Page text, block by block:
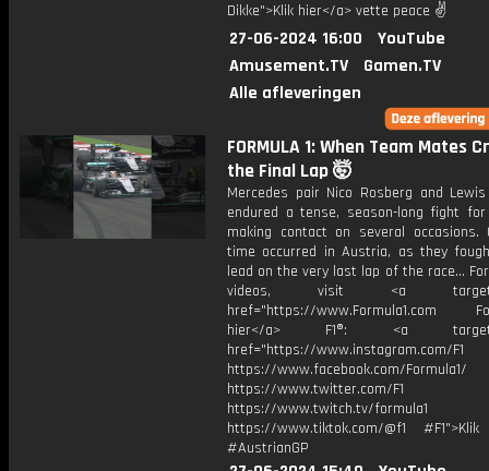
Dikke">Klik hier</a> vette peace ✌
27-06-2024 16:00
YouTube
Amusement.TV
Gamen.TV
Alle afleveringen
FORMULA 1: When Team Mates
the Final Lap 🤯
Mercedes pair Nico Rosberg and
endured a tense, season-long fight
making contact on several occasions.
time occurred in Austria, as they
lead on the very last lap of the race...
videos, visit <a
href="https://www.Formula1.com
hier</a> F1®: <a
href="https://www.instagram.com/F1
https://www.facebook.com/Formula1/
https://www.twitter.com/F1
https://www.twitch.tv/formula1
https://www.tiktok.com/@f1
#AustrianGP